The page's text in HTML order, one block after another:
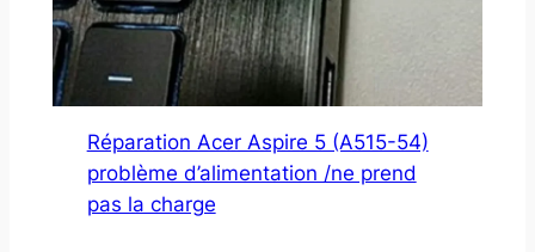
Réparation Acer Aspire 5 (A515-54)
problème d’alimentation /ne prend
pas la charge